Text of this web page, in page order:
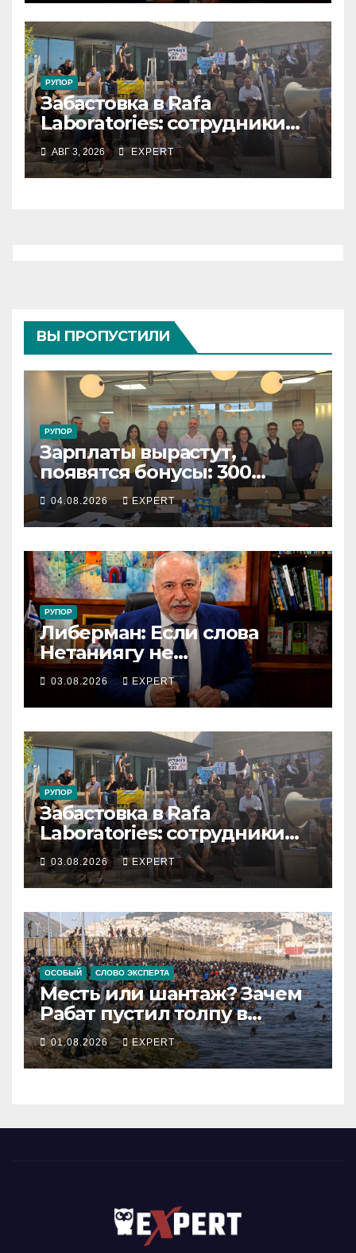
РУПОР
Забастовка в Rafa
Laboratories: сотрудники
остановили производство
и требуют долю от
биржевого успеха
АВГ 3, 2026 EXPERT
ВЫ ПРОПУСТИЛИ
РУПОР
Зарплаты вырастут,
появятся бонусы: 300
сотрудников «Штраус»
получили новый
коллективный договор
04.08.2026 EXPERT
РУПОР
Либерман: Если слова
Нетаниягу не
предвыборный трюк, пусть
докажет это делом
03.08.2026 EXPERT
РУПОР
Забастовка в Rafa
Laboratories: сотрудники
остановили производство
и требуют долю от
биржевого успеха
03.08.2026 EXPERT
ОСОБЫЙ СЛОВО ЭКСПЕРТА
Месть или шантаж? Зачем
Рабат пустил толпу в
испанский анклав
01.08.2026 EXPERT